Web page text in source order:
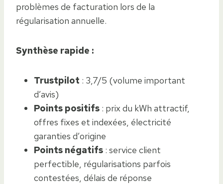
problèmes de facturation lors de la
régularisation annuelle.
Synthèse rapide :
Trustpilot : 3,7/5 (volume important
d’avis)
Points positifs : prix du kWh attractif,
offres fixes et indexées, électricité
garanties d’origine
Points négatifs : service client
perfectible, régularisations parfois
contestées, délais de réponse